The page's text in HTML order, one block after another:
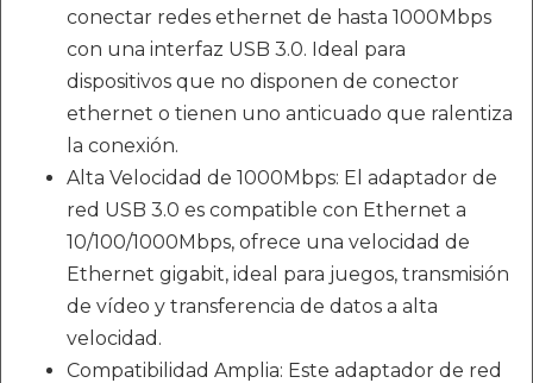
conectar redes ethernet de hasta 1000Mbps
con una interfaz USB 3.0. Ideal para
dispositivos que no disponen de conector
ethernet o tienen uno anticuado que ralentiza
la conexión.
Alta Velocidad de 1000Mbps: El adaptador de
red USB 3.0 es compatible con Ethernet a
10/100/1000Mbps, ofrece una velocidad de
Ethernet gigabit, ideal para juegos, transmisión
de vídeo y transferencia de datos a alta
velocidad.
Compatibilidad Amplia: Este adaptador de red